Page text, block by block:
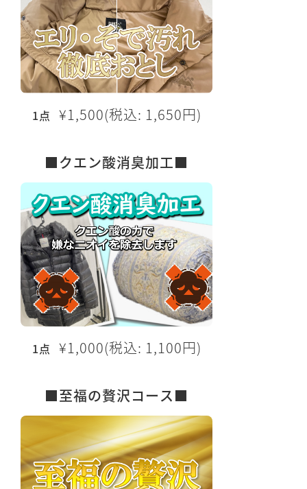
1点 ¥1,500(税込: 1,650円)
■クエン酸消臭加工■
1点 ¥1,000(税込: 1,100円)
■至福の贅沢コース■